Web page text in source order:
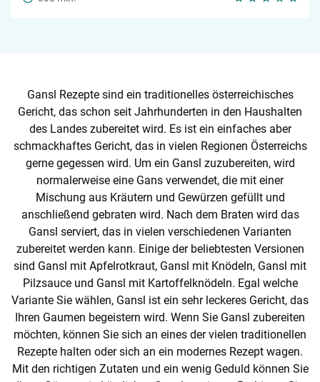
Gansl Rezepte sind ein traditionelles österreichisches
Gericht, das schon seit Jahrhunderten in den Haushalten
des Landes zubereitet wird. Es ist ein einfaches aber
schmackhaftes Gericht, das in vielen Regionen Österreichs
gerne gegessen wird. Um ein Gansl zuzubereiten, wird
normalerweise eine Gans verwendet, die mit einer
Mischung aus Kräutern und Gewürzen gefüllt und
anschließend gebraten wird. Nach dem Braten wird das
Gansl serviert, das in vielen verschiedenen Varianten
zubereitet werden kann. Einige der beliebtesten Versionen
sind Gansl mit Apfelrotkraut, Gansl mit Knödeln, Gansl mit
Pilzsauce und Gansl mit Kartoffelknödeln. Egal welche
Variante Sie wählen, Gansl ist ein sehr leckeres Gericht, das
Ihren Gaumen begeistern wird. Wenn Sie Gansl zubereiten
möchten, können Sie sich an eines der vielen traditionellen
Rezepte halten oder sich an ein modernes Rezept wagen.
Mit den richtigen Zutaten und ein wenig Geduld können Sie